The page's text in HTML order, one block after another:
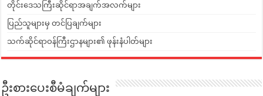
တိုင်းဒေသကြီးဆိုင်ရာအချက်အလက်များ
ပြည်သူများမှ တင်ပြချက်များ
သက်ဆိုင်ရာဝန်ကြီးဌာနများ၏ ဖုန်းနံပါတ်များ
ဦးစားပေးစီမံချက်များ